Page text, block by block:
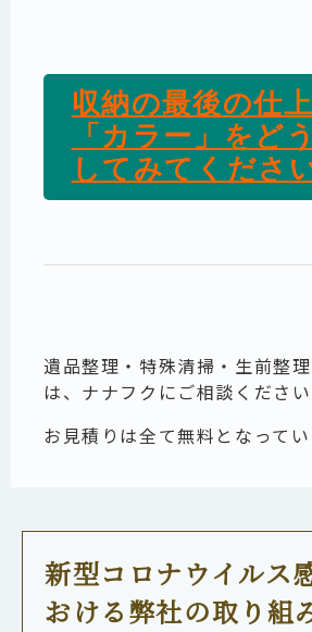
収納の最後の仕
「カラー」をど
してみてください
遺品整理・特殊清掃・生前整
は、ナナフクにご相談ください
お見積りは全て無料となってい
新型コロナウイルス
おける弊社の取り組